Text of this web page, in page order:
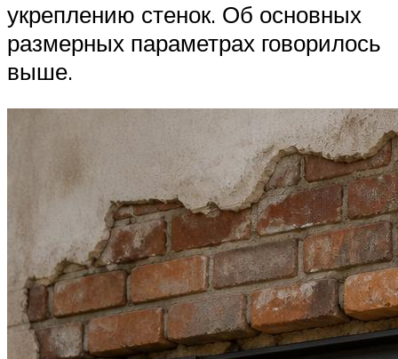
укреплению стенок. Об основных
размерных параметрах говорилось
выше.